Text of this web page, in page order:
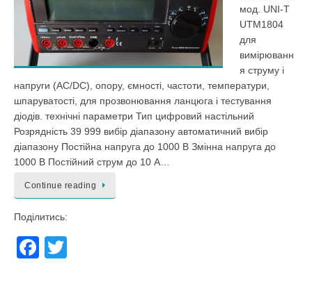
мод. UNI-T
UTM1804
для
вимірюванн
я струму і
напруги (AC/DC), опору, ємності, частоти, температури,
шпаруватості, для прозвонювання ланцюга і тестування
діодів. технічні параметри Тип цифровий настільний
Розрядність 39 999 вибір діапазону автоматичний вибір
діапазону Постійна напруга до 1000 В Змінна напруга до
1000 В Постійний струм до 10 А…
Continue reading
Поділитись:
F